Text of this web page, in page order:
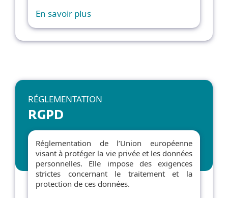
En savoir plus
RÉGLEMENTATION
RGPD
Réglementation de l’Union européenne
visant à protéger la vie privée et les données
personnelles. Elle impose des exigences
strictes concernant le traitement et la
protection de ces données.